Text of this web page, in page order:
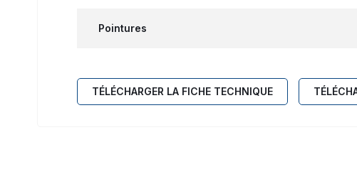
Pointures
TÉLÉCHARGER LA FICHE TECHNIQUE